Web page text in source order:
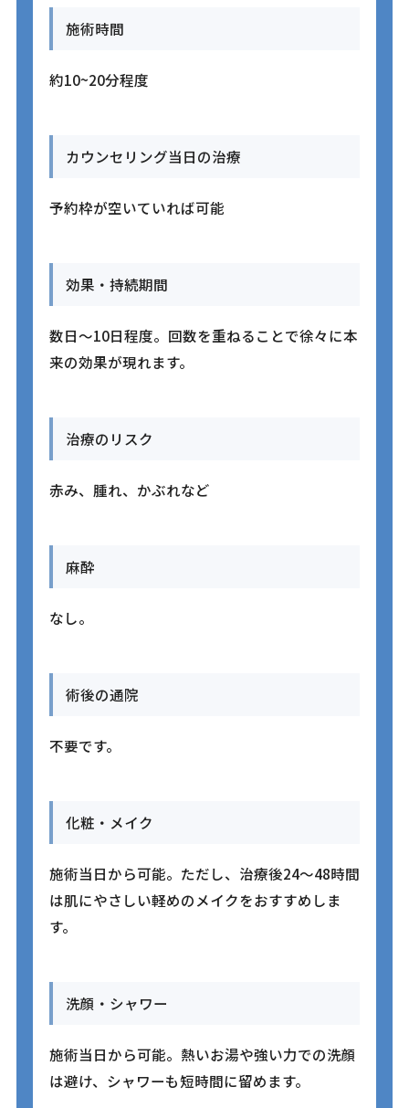
施術時間
約10~20分程度
カウンセリング当日の治療
予約枠が空いていれば可能
効果・持続期間
数日〜10日程度。回数を重ねることで徐々に本
来の効果が現れます。
治療のリスク
赤み、腫れ、かぶれなど
麻酔
なし。
術後の通院
不要です。
化粧・メイク
施術当日から可能。ただし、治療後24〜48時間
は肌にやさしい軽めのメイクをおすすめしま
す。
洗顔・シャワー
施術当日から可能。熱いお湯や強い力での洗顔
は避け、シャワーも短時間に留めます。